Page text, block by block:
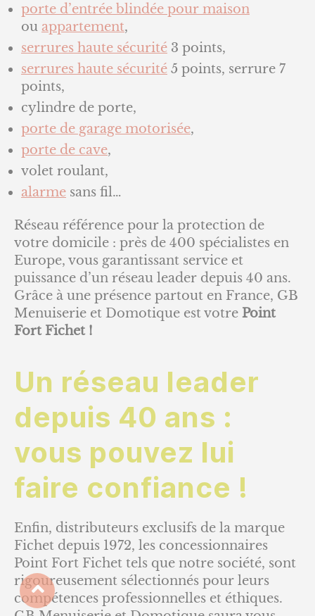
porte d’entrée blindée pour maison
ou appartement,
serrures haute sécurité 3 points,
serrures haute sécurité 5 points, serrure 7
points,
cylindre de porte,
porte de garage motorisée,
porte de cave,
volet roulant,
alarme sans fil…
Réseau référence pour la protection de
votre domicile : près de 400 spécialistes en
Europe, vous garantissant service et
puissance d’un réseau leader depuis 40 ans.
Grâce à une présence partout en France, GB
Menuiserie et Domotique est votre Point
Fort Fichet !
Un réseau leader
depuis 40 ans :
vous pouvez lui
faire confiance !
Enfin, distributeurs exclusifs de la marque
Fichet depuis 1972, les concessionnaires
Point Fort Fichet tels que notre société, sont
rigoureusement sélectionnés pour leurs
compétences professionnelles et éthiques.